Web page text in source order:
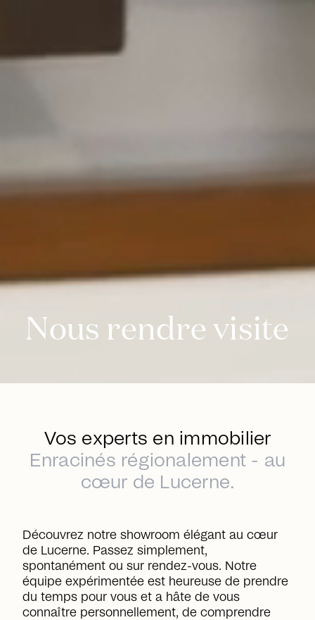
Nous rendre visite
Vos experts en immobilier
Enracinés régionalement - au
cœur de Lucerne.
Découvrez notre showroom élégant au cœur
de Lucerne. Passez simplement,
spontanément ou sur rendez-vous. Notre
équipe expérimentée est heureuse de prendre
du temps pour vous et a hâte de vous
connaître personnellement, de comprendre